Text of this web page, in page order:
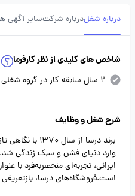
درباره شغلدرباره شرکتسایر آگهی
شاخص های کلیدی از نظر کارفرما
2 سال سابقه کار در گروه شغلی مشابه
شرح شغل و وظایف
برند درسا از
وارد دنیای فشن و سبک زندگی شد.
ایرانی، تجربه‌ای منحصربه‌فرد با
است.فروشگاه‌های درسا،